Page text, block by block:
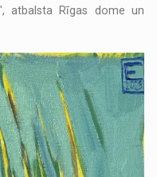
atbalsta Rīgas dome un